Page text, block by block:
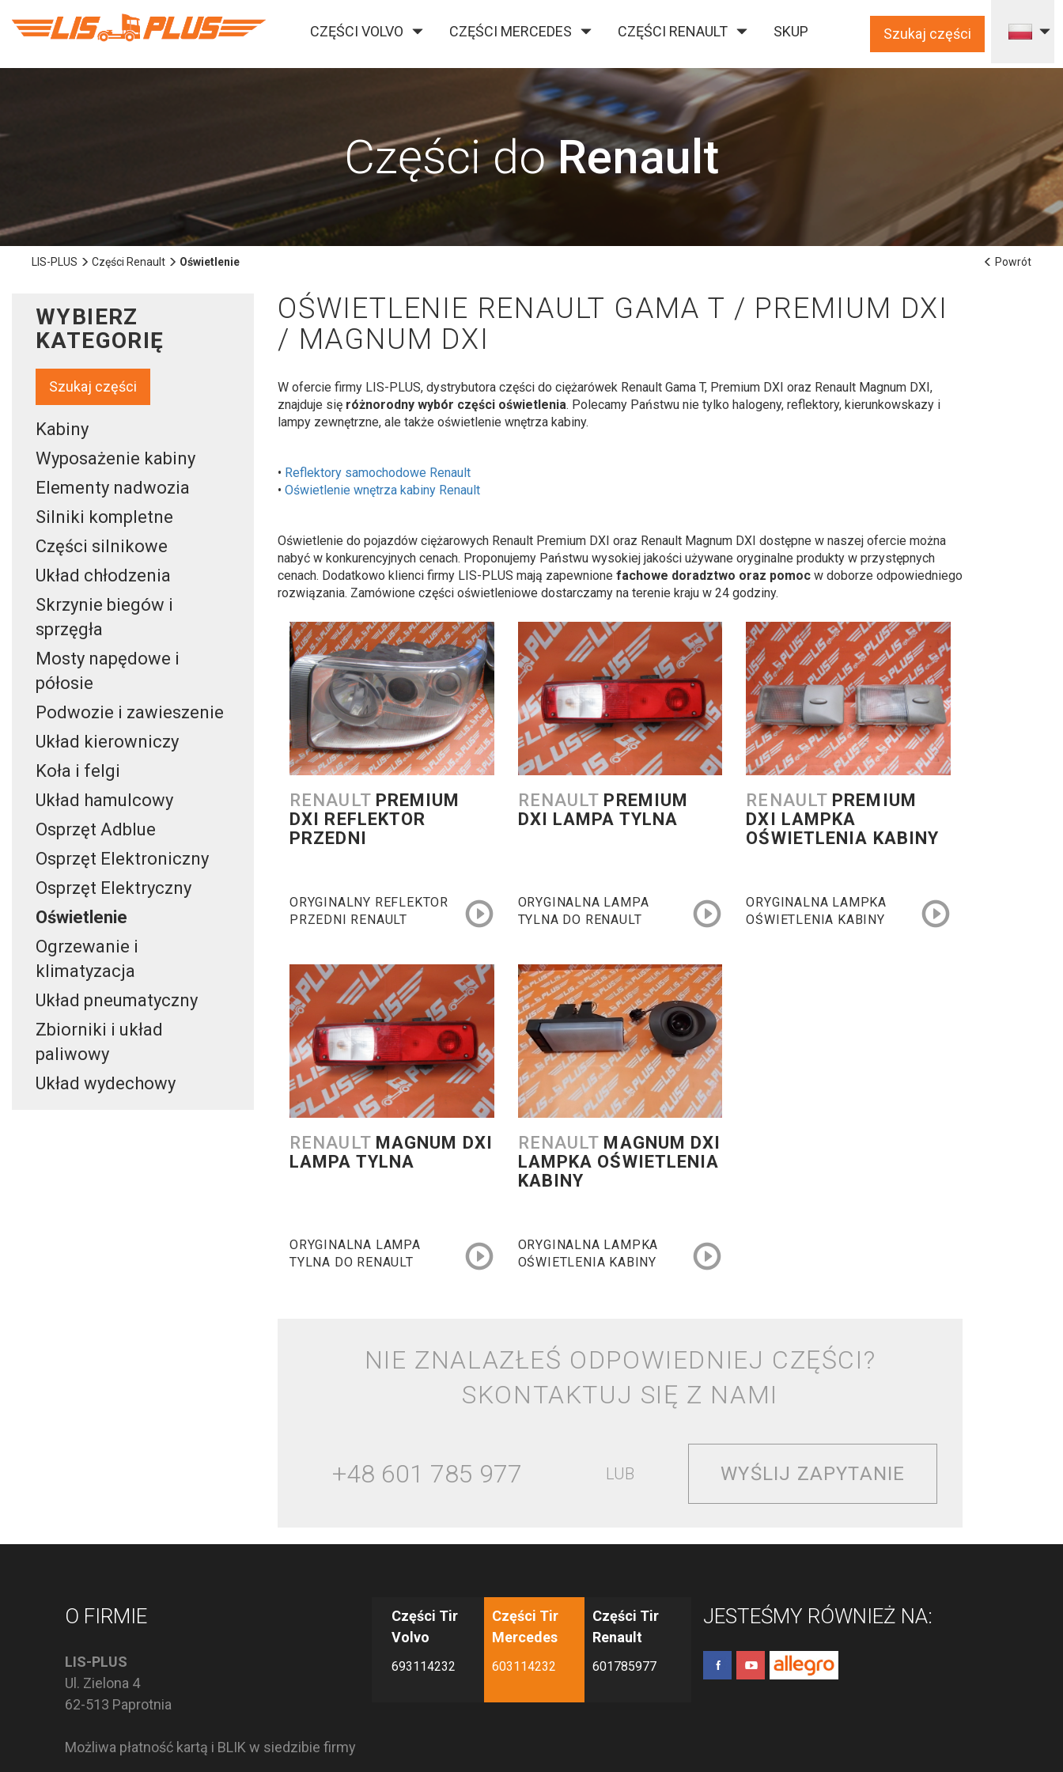
CZĘŚCI VOLVO CZĘŚCI MERCEDES CZĘŚCI RENAULT
SKUP
Szukaj części
Części doRenault
LIS-PLUS Części Renault Oświetlenie Powrót
WYBIERZ
KATEGORIĘ
Szukaj części
Kabiny
Wyposażenie kabiny
Elementy nadwozia
Silniki kompletne
Części silnikowe
Układ chłodzenia
Skrzynie biegów i
sprzęgła
Mosty napędowe i
półosie
Podwozie i zawieszenie
Układ kierowniczy
Koła i felgi
Układ hamulcowy
Osprzęt Adblue
Osprzęt Elektroniczny
Osprzęt Elektryczny
Oświetlenie
Ogrzewanie i
klimatyzacja
Układ pneumatyczny
Zbiorniki i układ
paliwowy
Układ wydechowy
OŚWIETLENIE RENAULT GAMA T / PREMIUM DXI
/ MAGNUM DXI
W ofercie firmy LIS-PLUS, dystrybutora części do ciężarówek Renault Gama T, Premium DXI oraz Renault Magnum DXI,
znajduje się różnorodny wybór części oświetlenia. Polecamy Państwu nie tylko halogeny, reflektory, kierunkowskazy i
lampy zewnętrzne, ale także oświetlenie wnętrza kabiny.
• Reflektory samochodowe Renault
• Oświetlenie wnętrza kabiny Renault
Oświetlenie do pojazdów ciężarowych Renault Premium DXI oraz Renault Magnum DXI dostępne w naszej ofercie można
nabyć w konkurencyjnych cenach. Proponujemy Państwu wysokiej jakości używane oryginalne produkty w przystępnych
cenach. Dodatkowo klienci firmy LIS-PLUS mają zapewnione fachowe doradztwo oraz pomoc w doborze odpowiedniego
rozwiązania. Zamówione części oświetleniowe dostarczamy na terenie kraju w 24 godziny.
RENAULT PREMIUM
DXI REFLEKTOR
PRZEDNI
ORYGINALNY REFLEKTOR
PRZEDNI RENAULT
RENAULT PREMIUM
DXI LAMPA TYLNA
ORYGINALNA LAMPA
TYLNA DO RENAULT
RENAULT PREMIUM
DXI LAMPKA
OŚWIETLENIA KABINY
ORYGINALNA LAMPKA
OŚWIETLENIA KABINY
RENAULT MAGNUM DXI
LAMPA TYLNA
ORYGINALNA LAMPA
TYLNA DO RENAULT
RENAULT MAGNUM DXI
LAMPKA OŚWIETLENIA
KABINY
ORYGINALNA LAMPKA
OŚWIETLENIA KABINY
NIE ZNALAZŁEŚ ODPOWIEDNIEJ CZĘŚCI?
SKONTAKTUJ SIĘ Z NAMI
+48 601 785 977 LUB WYŚLIJ ZAPYTANIE
O FIRMIE
LIS-PLUS
Ul. Zielona 4
62-513 Paprotnia
Możliwa płatność kartą i BLIK w siedzibie firmy
Części Tir
Volvo
693114232
Części Tir
Mercedes
603114232
Części Tir
Renault
601785977
JESTEŚMY RÓWNIEŻ NA: